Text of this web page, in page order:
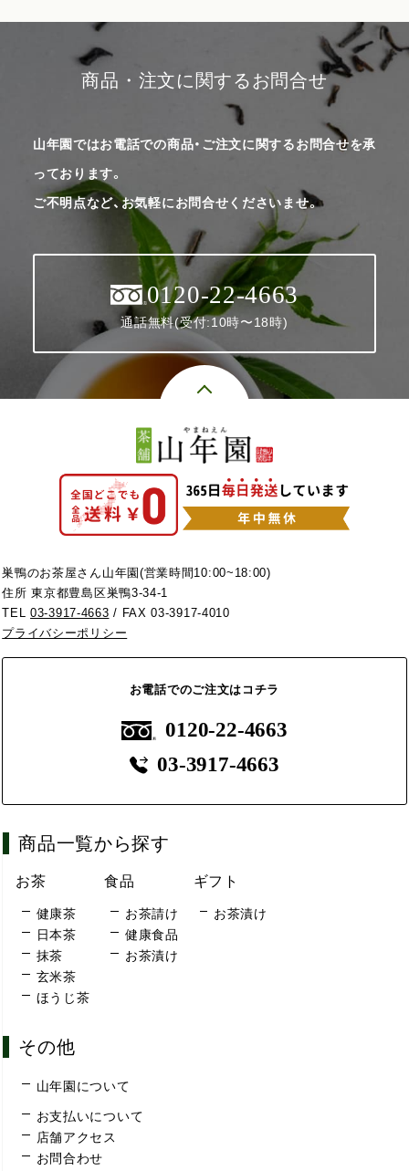
商品・注文に関するお問合せ
山年園ではお電話での商品・ご注文に関するお問合せを承
っております。
ご不明点など、お気軽にお問合せくださいませ。
0120-22-4663
通話無料(受付:10時〜18時)
巣鴨のお茶屋さん山年園(営業時間10:00~18:00)
住所 東京都豊島区巣鴨3-34-1
TEL03-3917-4663 / FAX 03-3917-4010
プライバシーポリシー
お電話でのご注文はコチラ
0120-22-4663
03-3917-4663
商品一覧から探す
お茶
健康茶
日本茶
抹茶
玄米茶
ほうじ茶
食品
お茶請け
健康食品
お茶漬け
ギフト
お茶漬け
その他
山年園について
お支払いについて
店舗アクセス
お問合わせ